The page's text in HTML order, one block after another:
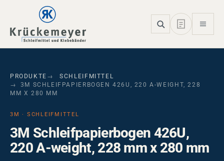
Skip to main navigation
Skip to main content
Skip to page footer
PRODUKTE
SCHLEIFMITTEL
3M SCHLEIFPAPIERBOGEN 426U, 220 A-WEIGHT, 228
MM X 280 MM
3M · SCHLEIFMITTEL
3M Schleifpapierbogen 426U,
220 A-weight, 228 mm x 280 mm